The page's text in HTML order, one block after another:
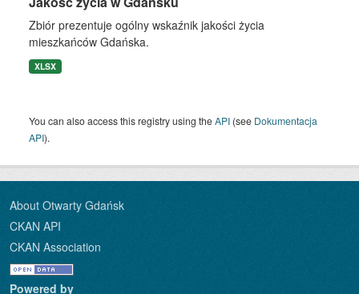
Zbiór prezentuje ogólny wskaźnik jakości życia
mieszkańców Gdańska.
XLSX
You can also access this registry using theAPI (see Dokumentacja
API).
About Otwarty Gdańsk
CKAN API
CKAN Association
Powered by